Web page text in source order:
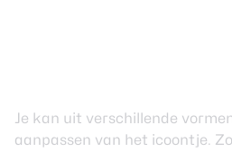
Je kan uit verschillende
aanpassen van het icoontje.